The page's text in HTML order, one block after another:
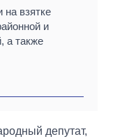
взятке
и
а также
депутат,